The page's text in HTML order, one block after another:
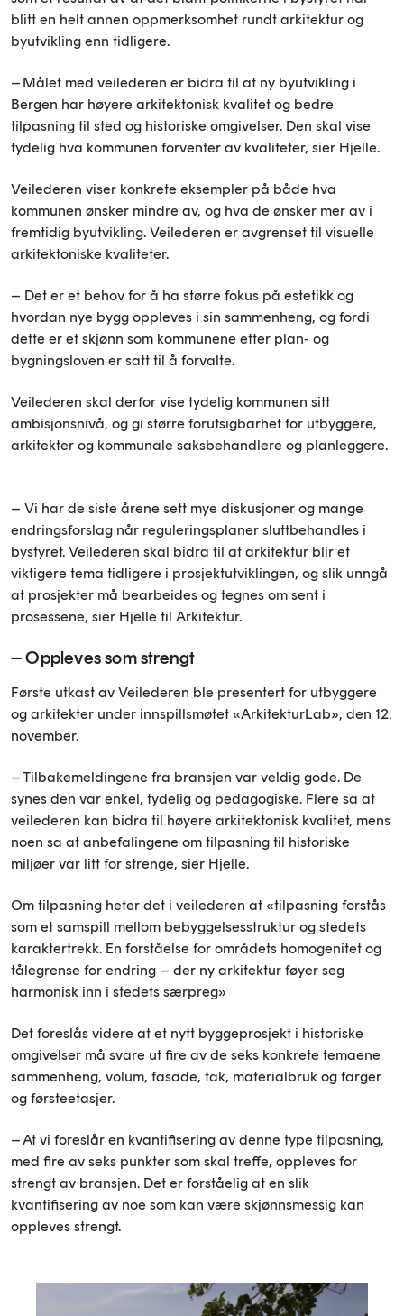
blitt en helt annen oppmerksomhet rundt arkitektur og
byutvikling enn tidligere.
– Målet med veilederen er bidra til at ny byutvikling i
Bergen har høyere arkitektonisk kvalitet og bedre
tilpasning til sted og historiske omgivelser. Den skal vise
tydelig hva kommunen forventer av kvaliteter, sier Hjelle.
Veilederen viser konkrete eksempler på både hva
kommunen ønsker mindre av, og hva de ønsker mer av i
fremtidig byutvikling. Veilederen er avgrenset til visuelle
arkitektoniske kvaliteter.
– Det er et behov for å ha større fokus på estetikk og
hvordan nye bygg oppleves i sin sammenheng, og fordi
dette er et skjønn som kommunene etter plan- og
bygningsloven er satt til å forvalte.
Veilederen skal derfor vise tydelig kommunen sitt
ambisjonsnivå, og gi større forutsigbarhet for utbyggere,
arkitekter og kommunale saksbehandlere og planleggere.
– Vi har de siste årene sett mye diskusjoner og mange
endringsforslag når reguleringsplaner sluttbehandles i
bystyret. Veilederen skal bidra til at arkitektur blir et
viktigere tema tidligere i prosjektutviklingen, og slik unngå
at prosjekter må bearbeides og tegnes om sent i
prosessene, sier Hjelle til Arkitektur.
– Oppleves som strengt
Første utkast av Veilederen ble presentert for utbyggere
og arkitekter under innspillsmøtet «ArkitekturLab», den 12.
november.
– Tilbakemeldingene fra bransjen var veldig gode. De
synes den var enkel, tydelig og pedagogiske. Flere sa at
veilederen kan bidra til høyere arkitektonisk kvalitet, mens
noen sa at anbefalingene om tilpasning til historiske
miljøer var litt for strenge, sier Hjelle.
Om tilpasning heter det i veilederen at «tilpasning forstås
som et samspill mellom bebyggelsesstruktur og stedets
karaktertrekk. En forståelse for områdets homogenitet og
tålegrense for endring – der ny arkitektur føyer seg
harmonisk inn i stedets særpreg»
Det foreslås videre at et nytt byggeprosjekt i historiske
omgivelser må svare ut fire av de seks konkrete temaene
sammenheng, volum, fasade, tak, materialbruk og farger
og førsteetasjer.
– At vi foreslår en kvantifisering av denne type tilpasning,
med fire av seks punkter som skal treffe, oppleves for
strengt av bransjen. Det er forståelig at en slik
kvantifisering av noe som kan være skjønnsmessig kan
oppleves strengt.